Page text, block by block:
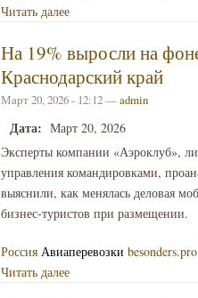
Читать далее
На 19% выросли на
Краснодарский край
Март 20, 2026 - 12:12 —admin
Дата: Март 20, 2026
Эксперты компании «Аэроклуб»,
управления командировками,
выяснили, как менялась деловая
бизнес-туристов при размещении.
Россия Авиаперевозки besonders.pro
Читать далее